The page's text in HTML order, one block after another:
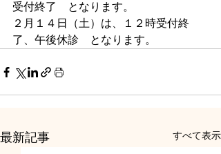
受付終了　となります。
２月１４日（土）は、１２時受付終
了、午後休診　となります。
最新記事 すべて表示